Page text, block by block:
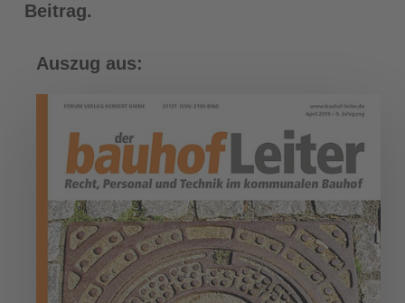
Beitrag.
Auszug aus: